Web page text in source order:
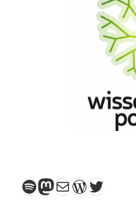
Spotify
Mastodon
E-MailTwitter